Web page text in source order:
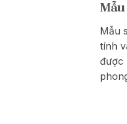
Mẫu
tính
được